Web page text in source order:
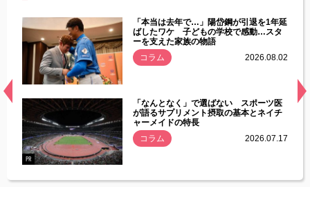
常
「本当は去年で…」陽岱鋼が引退を1年延
ばしたワケ 子どもの学校で感動…スタ
ーを支えた家族の物語
コラム
2026.08.02
PR
「なんとなく」で選ばない スポーツ医
が語るサプリメント摂取の基本とネイチ
ャーメイドの特長
コラム
2026.07.17